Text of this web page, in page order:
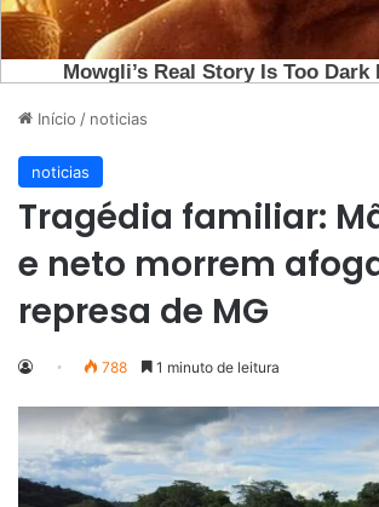
Início / noticias
noticias
Tragédia familiar:
e neto morrem
represa de MG
788 1 minuto de leitura